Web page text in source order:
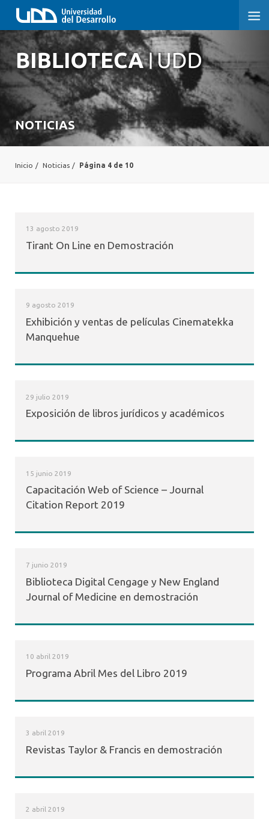
NOTICIAS
Inicio / Noticias / Página 4 de 10
13 agosto 2019
Tirant On Line en Demostración
9 agosto 2019
Exhibición y ventas de películas Cinematekka
Manquehue
29 julio 2019
Exposición de libros jurídicos y académicos
15 junio 2019
Capacitación Web of Science – Journal
Citation Report 2019
7 junio 2019
Biblioteca Digital Cengage y New England
Journal of Medicine en demostración
10 abril 2019
Programa Abril Mes del Libro 2019
3 abril 2019
Revistas Taylor & Francis en demostración
2 abril 2019